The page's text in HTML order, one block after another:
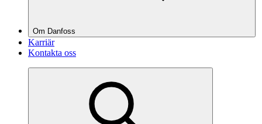
Om Danfoss
Karriär
Kontakta oss